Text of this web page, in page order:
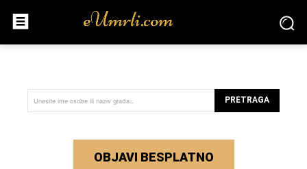
Unesite ime osobe ili naziv grada... PRETRAGA
OBJAVI BESPLATNO